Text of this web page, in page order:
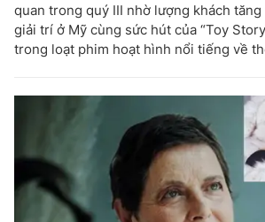
quan trong quý III nhờ lượng khách
giải trí ở Mỹ cùng sức hút của “Toy
trong loạt phim hoạt hình nổi tiếng về